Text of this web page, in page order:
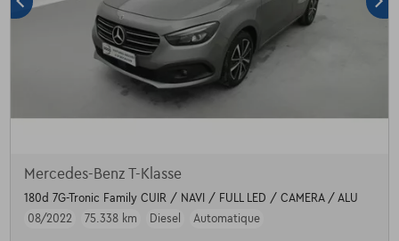
Mercedes-Benz T-Klasse
180d 7G-Tronic Family CUIR / NAVI / FULL LED / CAMERA / ALU
08/2022
75.338 km Diesel Automatique